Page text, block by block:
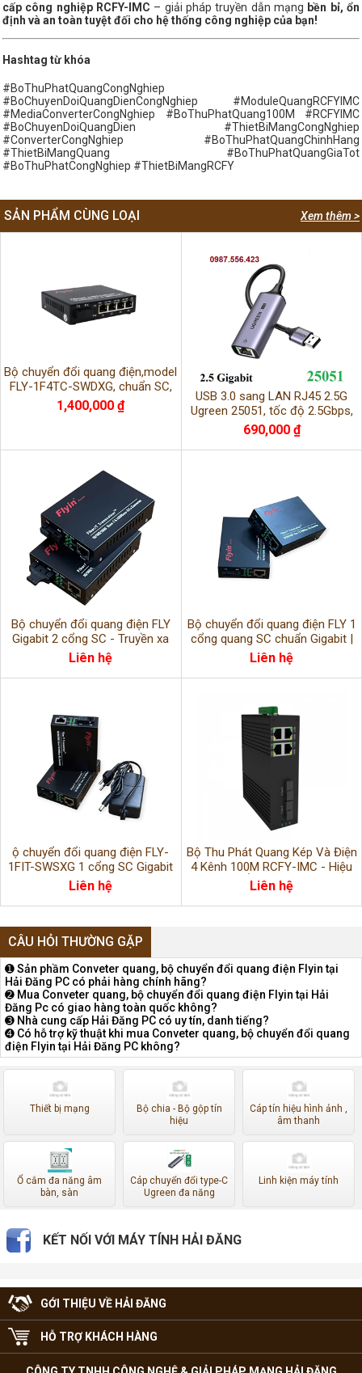
cấp công nghiệp RCFY-IMC – giải pháp truyền dẫn mạng bền bỉ, ổn
định và an toàn tuyệt đối cho hệ thống công nghiệp của bạn!
Hashtag từ khóa
#BoThuPhatQuangCongNghiep
#BoChuyenDoiQuangDienCongNghiep #ModuleQuangRCFYIMC
#MediaConverterCongNghiep #BoThuPhatQuang100M #RCFYIMC
#BoChuyenDoiQuangDien #ThietBiMangCongNghiep
#ConverterCongNghiep #BoThuPhatQuangChinhHang
#ThietBiMangQuang #BoThuPhatQuangGiaTot
#BoThuPhatCongNghiep #ThietBiMangRCFY
Xem thêm >
SẢN PHẨM CÙNG LOẠI
Bộ chuyển đổi quang điện,model
FLY-1F4TC-SWDXG, chuẩn SC,
sợi đôi, 1000M Single mode, 1
cổng quang,
1,400,000 ₫
USB 3.0 sang LAN RJ45 2.5G
Ugreen 25051, tốc độ 2.5Gbps,
kết nối ổn định, dùng cho laptop,
PC
690,000 ₫
Bộ chuyển đổi quang điện FLY
Gigabit 2 cổng SC - Truyền xa
25Km, bước sóng
TX1310nm/RX1310nm
Liên hệ
Bộ chuyển đổi quang điện FLY 1
cổng quang SC chuẩn Gigabit |
TX1310nm/RX1310nm | Truyền
xa 25Km
Liên hệ
ộ chuyển đổi quang điện FLY-
1FIT-SWSXG 1 cổng SC Gigabit
10/100/1000Mbps | Truyền xa
Liên hệ
Bộ Thu Phát Quang Kép Và Điện
4 Kênh 100M RCFY-IMC - Hiệu
Suất Cao, Ổn Định Công Nghiệp
Liên hệ
CÂU HỎI THƯỜNG GẶP
➊ Sản phầm Conveter quang, bộ chuyển đổi quang điện Flyin tại
Hải Đăng PC có phải hàng chính hãng?
➋ Mua Conveter quang, bộ chuyển đổi quang điện Flyin tại Hải
Đăng Pc có giao hàng toàn quốc không?
➌ Nhà cung cấp Hải Đăng PC có uy tín, danh tiếng?
➍ Có hỗ trợ kỹ thuật khi mua Conveter quang, bộ chuyển đổi quang
điện Flyin tại Hải Đăng PC không?
Thiết bị mạng
Bộ chia - Bộ gộp tín
hiệu
Cáp tín hiệu hình ảnh ,
âm thanh
Ổ cắm đa năng âm
bàn, sàn
Cáp chuyển đổi type-C
Ugreen đa năng
Linh kiện máy tính
KẾT NỐI VỚI MÁY TÍNH HẢI ĐĂNG
GỚI THIỆU VỀ HẢI ĐĂNG
HỖ TRỢ KHÁCH HÀNG